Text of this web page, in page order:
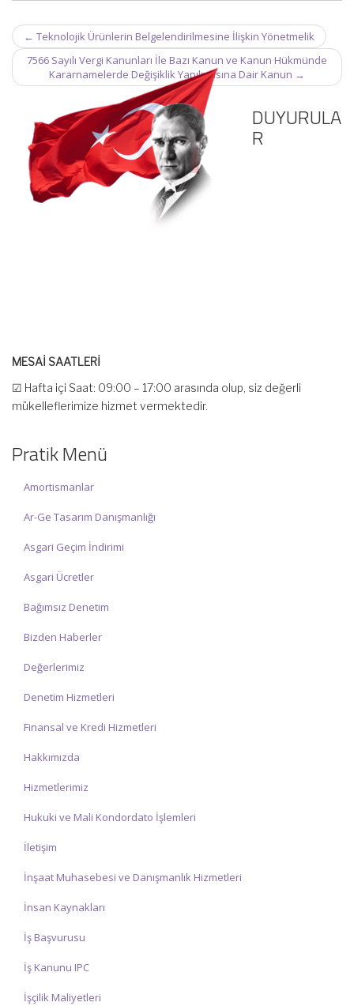
Post
navigation
← Teknolojik Ürünlerin Belgelendirilmesine İlişkin Yönetmelik
7566 Sayılı Vergi Kanunları İle Bazı Kanun ve Kanun Hükmünde
Kararnamelerde Değişiklik Yapılmasına Dair Kanun →
DUYURULA
R
MESAİ SAATLERİ
☑ Hafta içi Saat: 09:00 – 17:00 arasında olup, siz değerli
mükelleflerimize hizmet vermektedir.
teşekkür ederiz.
Pratik Menü
Amortismanlar
Ar-Ge Tasarım Danışmanlığı
Asgari Geçim İndirimi
Asgari Ücretler
Bağımsız Denetim
Bizden Haberler
Değerlerimiz
Denetim Hizmetleri
Finansal ve Kredi Hizmetleri
Hakkımızda
Hizmetlerimiz
Hukuki ve Mali Kondordato İşlemleri
İletişim
İnşaat Muhasebesi ve Danışmanlık Hizmetleri
İnsan Kaynakları
İş Başvurusu
İş Kanunu IPC
İşçilik Maliyetleri